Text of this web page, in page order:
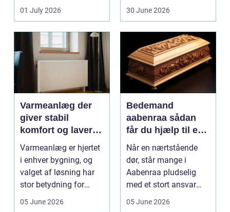
dem vurderet...
01 July 2026 30 June 2026
Varmeanlæg der
giver stabil
komfort og lavere
energiregning
Varmeanlæg er hjertet
i enhver bygning, og
valget af løsning har
stor betydning for
b&a...
05 June 2026
Bedemand
aabenraa sådan
får du hjælp til en
værdig afsked
Når en nærtstående
dør, står mange i
Aabenraa pludselig
med et stort ansvar
midt i sorgen.
05 June 2026